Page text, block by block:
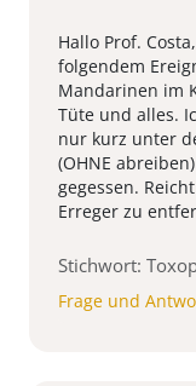
Hallo Prof.
folgendem
Mandarinen im
Tüte und alles.
nur kurz unter
(OHNE
gegessen.
Erreger zu
Stichwort:
Frage und